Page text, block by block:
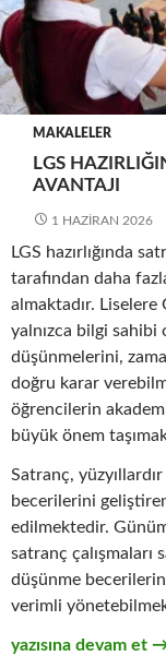
MAKALELER
LGS
AVANTAJI
1 HAZIRAN 2026
LGS hazırlığında
tarafından daha
almaktadır. Liselere
yalnızca bilgi sahibi
düşünmelerini,
doğru karar
öğrencilerin
büyük önem
Satranç,
becerilerini
edilmektedir.
satranç
düşünme
verimli
LGS Hazırlığında
yazısına devam et